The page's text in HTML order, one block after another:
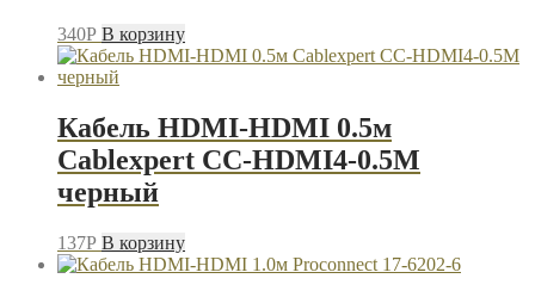
340P В корзину
Кабель HDMI-HDMI 0.5м
Cablexpert CC-HDMI4-0.5M
черный
137P В корзину